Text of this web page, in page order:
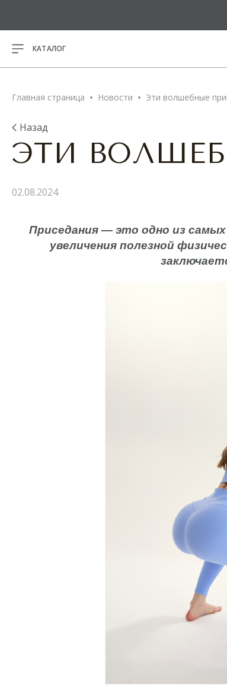
КАТАЛОГ
РАСПРОДАЖА
ПОДАРОЧНЫЕ
СЕРТИФИКАТЫ
Магазины
Программа лояльности
Главная страница Новости Эти волшебные
Назад
ЭТИ
02.08.2024
Приседания — это одно из
увеличения полезной